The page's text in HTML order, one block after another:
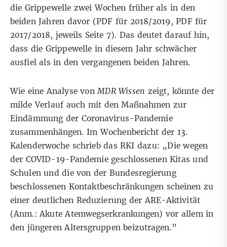
die Grippewelle zwei Wochen früher als in den
beiden Jahren davor (PDF für 2018/2019,PDF für
2017/2018, jeweils Seite 7). Das deutet darauf hin,
dass die Grippewelle in diesem Jahr schwächer
ausfiel als in den vergangenen beiden Jahren.
Wie eineAnalyse vonMDR Wissen zeigt, könnte der
milde Verlauf auch mit den Maßnahmen zur
Eindämmung der Coronavirus-Pandemie
zusammenhängen. ImWochenbericht der 13.
Kalenderwoche schrieb das RKI dazu: „Die wegen
der COVID-19-Pandemie geschlossenen Kitas und
Schulen und die von der Bundesregierung
beschlossenen Kontaktbeschränkungen scheinen zu
einer deutlichen Reduzierung der ARE-Aktivität
(Anm.: Akute Atemwegserkrankungen) vor allem in
den jüngeren Altersgruppen beizutragen.”